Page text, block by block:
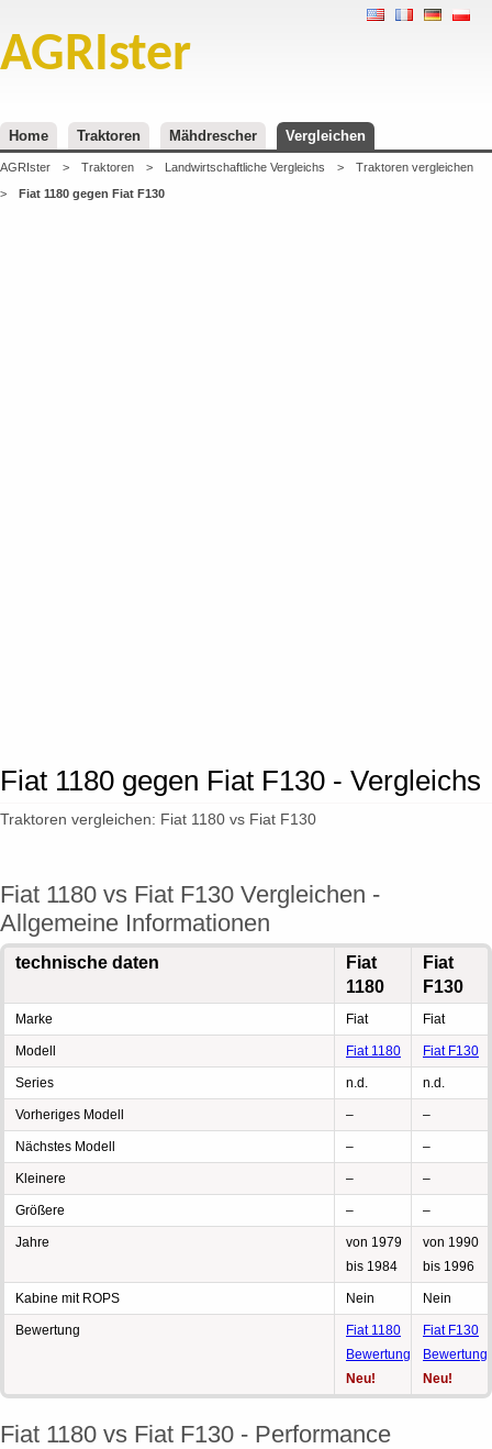
AGRIster
Home Traktoren Mähdrescher Vergleichen
AGRIster > Traktoren > Landwirtschaftliche Vergleichs >
Traktoren vergleichen
>
Fiat 1180 gegen Fiat F130
Fiat 1180 gegen Fiat F130 - Vergleichs
Traktoren vergleichen: Fiat 1180 vs Fiat F130
Fiat 1180 vs Fiat F130 Vergleichen -
Allgemeine Informationen
technische daten
Fiat
1180
Fiat
F130
Marke Fiat Fiat
Modell Fiat 1180 Fiat F130
Series n.d. n.d.
Vorheriges Modell – –
Nächstes Modell – –
Kleinere – –
Größere – –
Jahre
von 1979
bis 1984
von 1990
bis 1996
Kabine mit ROPS Nein Nein
Bewertung
Fiat 1180
Bewertung
Neu!
Fiat F130
Bewertung
Neu!
Fiat 1180 vs Fiat F130 - Performance